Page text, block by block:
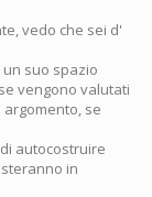
vedo che sei d'
suo spazio
vengono valutati
se
autocostruire
in